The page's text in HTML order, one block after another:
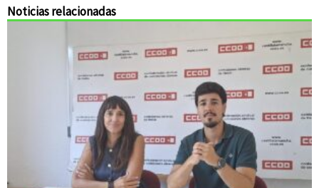
Noticias relacionadas